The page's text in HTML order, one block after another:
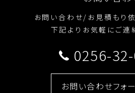
お問い合わせ/お見積もり
下記よりお気軽にご連
0256-
お問い合わせフォ